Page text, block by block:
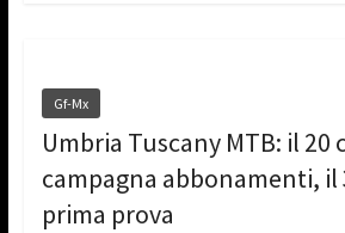
Gf-Mx
Umbria Tuscany MTB: il 20
campagna abbonamenti, il
prima prova